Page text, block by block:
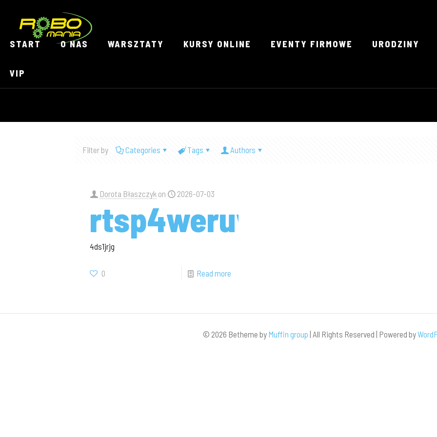
START O NAS WARSZTATY KURSY ONLINE EVENTY FIRMOWE URODZINY
VIP
Filter by Categories Tags Authors
Dorota Błaszczyk on 2026-07-03
rtsp4weruw6bt93xjf
4ds1jrjg
0 Read more
© 2026 Betheme by Muffin group | All Rights Reserved | Powered by